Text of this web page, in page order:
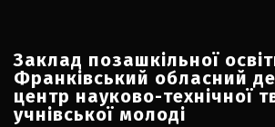
Заклад позашкільної
Франківський обласний
центр науково-технічної
учнівської молоді